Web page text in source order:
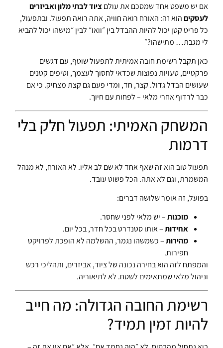
אם יש משפט אחד שמסכם את עולםציוד לבתי מלון ואביזרים
לעסקיםהוא זה: האורח רואה חוויה, אתה רואה תפעול. ובתפעול,
כל פריט קטן יכול להיות ההבדל בין ״וואו״ לבין ״מישהו יכול להביא
לי מגבת… מתישהו?״
כאן תקבל רשימת חובה אמיתית לתפעול שוטף, עם דגשים
פרקטיים, טעויות נפוצות שכדאי לחסוך לעצמך, וטיפים קטנים
שעושים הבדל גדול. קצר, חד, ומדי פעם גם קצת מצחיק. כי אם
כבר לרדוף אחרי מלאי – לפחות עם חיוך.
המשחק האמיתי: תפעול חלק בלי
דרמות
תפעול טוב הוא זה שאף אחד לא שם לב אליו. לא האורח, לא מנהל
המשמרת, וגם לא אתה. הכל פשוט עובד.
בפועל, זה אומר שלושה דברים:
מוכנות– יש מלאי לפני שחסר.
אחידות– אותו סטנדרט בכל חדר, בכל יום.
מהירות– כשמשהו נגמר, ההשלמה לא הופכת לפרויקט
חפירות.
והמפתח לזה הוא בחירה נכונה של ציוד, אביזרים, ותהליכי רכש
וניהול מלאי שמתאימים לשטח. לא לתיאוריה.
רשימת החובה הגדולה: מה חייב
להיות זמין תמיד?